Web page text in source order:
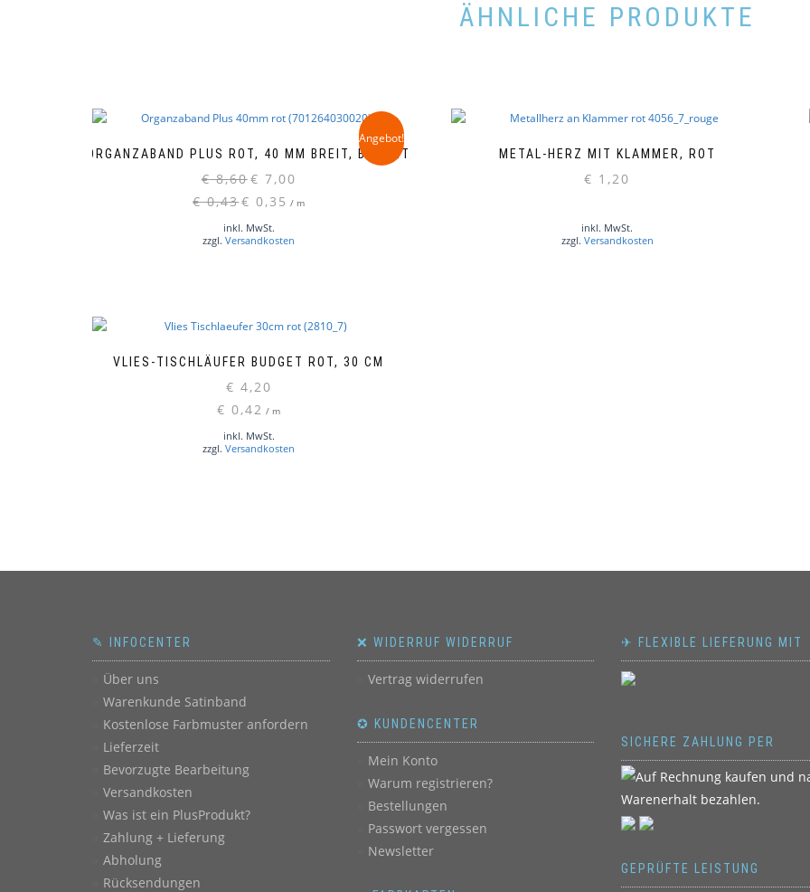
ÄHNLICHE PRODUKTE
ORGANZABAND PLUS ROT, 40 MM BREIT, BUDGET
Angebot!
€8,60Ursprünglicher
Preis
€ 8,60
€ 7,00
€0,43€ 0,35 / m
inkl. MwSt.
zzgl.Versandkosten
METAL-HERZ MIT KLAMMER, ROT
€ 1,20
inkl. MwSt.
zzgl. Versandkosten
VLIES-TISCHLÄUFER BUDGET ROT, 30 CM
€ 4,20
€ 0,42 / m
inkl. MwSt.
zzgl.Versandkosten
✎ INFOCENTER
Über uns
Warenkunde Satinband
Kostenlose Farbmuster anfordern
Lieferzeit
Bevorzugte Bearbeitung
Versandkosten
Was ist ein PlusProdukt?
Zahlung + Lieferung
Abholung
Rücksendungen
❌ WIDERRUF WIDERRUF
Vertrag widerrufen
✪ KUNDENCENTER
Mein Konto
Warum registrieren?
Bestellungen
Passwort vergessen
Newsletter
✈ FLEXIBLE LIEFERUNG MIT
SICHERE ZAHLUNG PER
GEPRÜFTE LEISTUNG